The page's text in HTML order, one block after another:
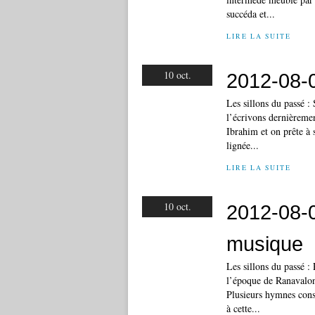
succéda et...
LIRE LA SUITE
10 oct. 2012-08-
Les sillons du passé
l’écrivons
Ibrahim et on prête à
lignée...
LIRE LA SUITE
10 oct.
2012-08-
musique
Les sillons du passé
l’époque de
Plusieurs hymnes
à cette...